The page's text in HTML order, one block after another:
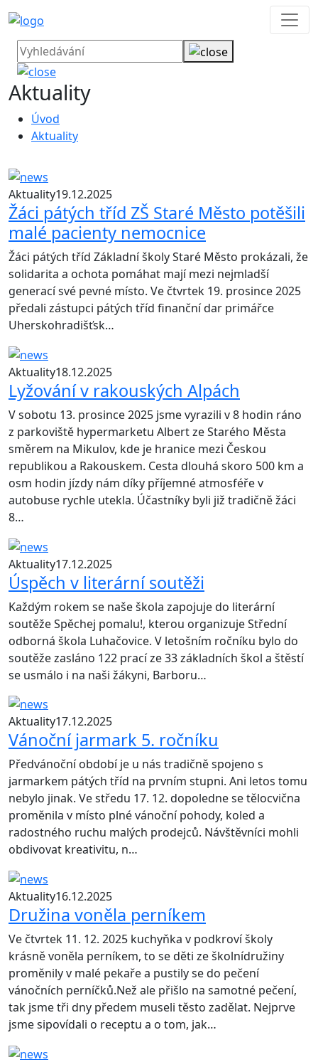
Aktuality
Úvod
Aktuality
Aktuality19.12.2025
Žáci pátých tříd ZŠ Staré Město potěšili
malé pacienty nemocnice
Žáci pátých tříd Základní školy Staré Město prokázali, že
solidarita a ochota pomáhat mají mezi nejmladší
generací své pevné místo. Ve čtvrtek 19. prosince 2025
předali zástupci pátých tříd finanční dar primářce
Uherskohradišťsk…
Aktuality18.12.2025
Lyžování v rakouských Alpách
V sobotu 13. prosince 2025 jsme vyrazili v 8 hodin ráno
z parkoviště hypermarketu Albert ze Starého Města
směrem na Mikulov, kde je hranice mezi Českou
republikou a Rakouskem. Cesta dlouhá skoro 500 km a
osm hodin jízdy nám díky příjemné atmosféře v
autobuse rychle utekla. Účastníky byli již tradičně žáci
8…
Aktuality17.12.2025
Úspěch v literární soutěži
Každým rokem se naše škola zapojuje do literární
soutěže Spěchej pomalu!, kterou organizuje Střední
odborná škola Luhačovice. V letošním ročníku bylo do
soutěže zasláno 122 prací ze 33 základních škol a štěstí
se usmálo i na naši žákyni, Barboru…
Aktuality17.12.2025
Vánoční jarmark 5. ročníku
Předvánoční období je u nás tradičně spojeno s
jarmarkem pátých tříd na prvním stupni. Ani letos tomu
nebylo jinak. Ve středu 17. 12. dopoledne se tělocvična
proměnila v místo plné vánoční pohody, koled a
radostného ruchu malých prodejců. Návštěvníci mohli
obdivovat kreativitu, n…
Aktuality16.12.2025
Družina voněla perníkem
Ve čtvrtek 11. 12. 2025 kuchyňka v podkroví školy
krásně voněla perníkem, to se děti ze školnídružiny
proměnily v malé pekaře a pustily se do pečení
vánočních perníčků.Než ale přišlo na samotné pečení,
tak jsme tři dny předem museli těsto zadělat. Nejprve
jsme sipovídali o receptu a o tom, jak…